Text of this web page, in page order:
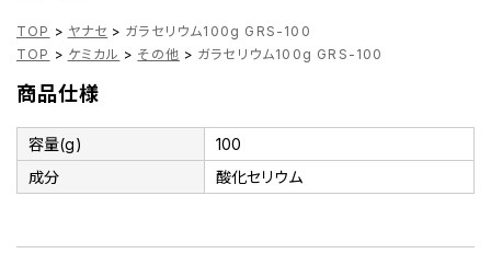
TOP > ヤナセ > ガラセリウム100g GRS-100
TOP > ケミカル > その他 > ガラセリウム100g GRS-100
商品仕様
容量(g)
100
成分
酸化セリウム